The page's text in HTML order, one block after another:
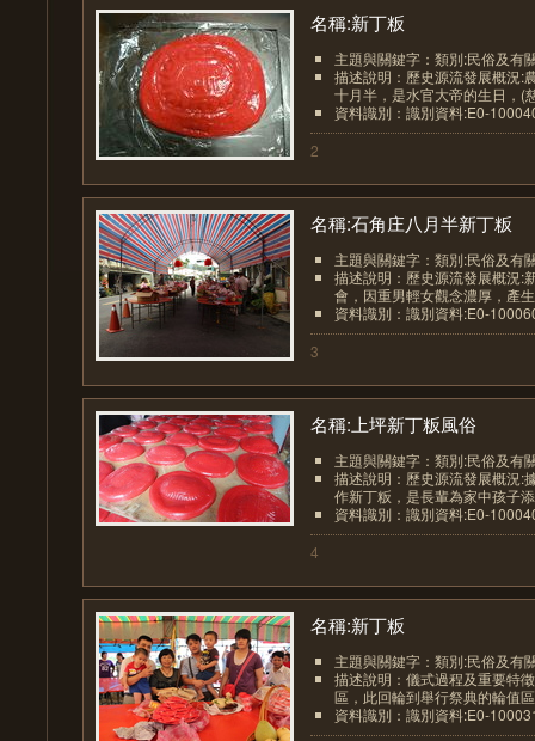
名稱:新丁粄
主題與關鍵字：類別:民俗及有
描述說明：歷史源流發展概況:
十月半，是水官大帝的生日，(
資料識別：識別資料:E0-
2
名稱:石角庄八月半新丁粄
主題與關鍵字：類別:民俗及有
描述說明：歷史源流發展概況:
會，因重男輕女觀念濃厚，產
資料識別：識別資料:E0-
3
名稱:上坪新丁粄風俗
主題與關鍵字：類別:民俗及有
描述說明：歷史源流發展概況:
作新丁粄，是長輩為家中孩子
資料識別：識別資料:E0-
4
名稱:新丁粄
主題與關鍵字：類別:民俗及有
描述說明：儀式過程及重要特
區，此回輪到舉行祭典的輪值
資料識別：識別資料:E0-